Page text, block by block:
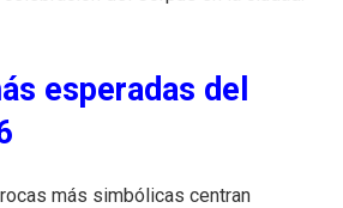
esperadas del
más simbólicas centran